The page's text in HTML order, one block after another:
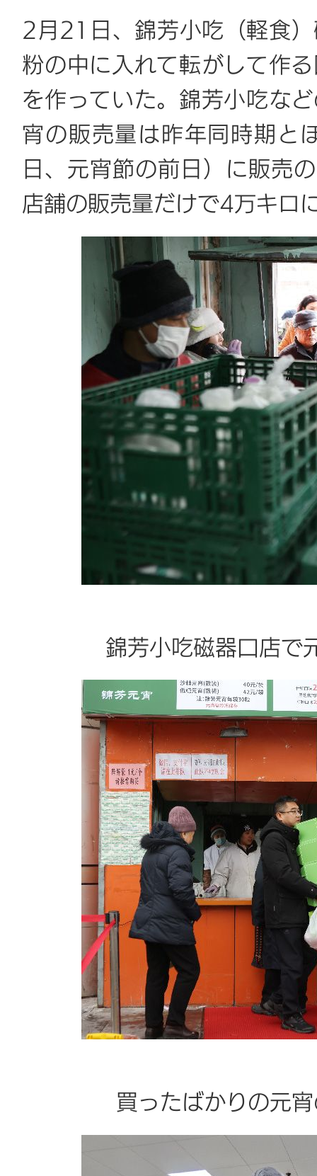
2月21日、錦芳小吃（軽食
粉の中に入れて転がして作
を作っていた。錦芳小吃な
宵の販売量は昨年同時期
日、元宵節の前日）に販売
店舗の販売量だけで4万キロ
錦芳小吃磁器口店で
買ったばかりの元